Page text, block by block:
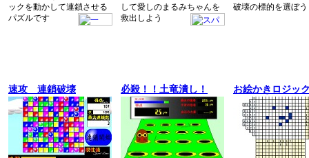
ックを動かして連鎖させる
パズルです
して愛しのまるみちゃんを
救出しよう
破壊の標的を選ぼう
速攻 連鎖破壊 必殺！！土竜潰し！ お絵かきロジッ